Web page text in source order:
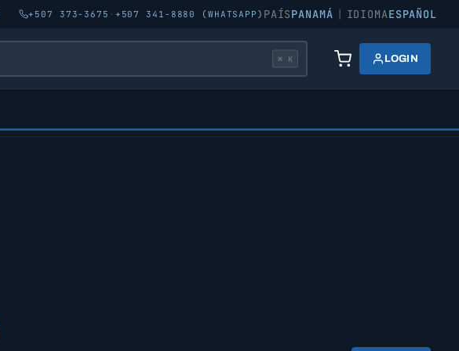
+507 373-3675 · +507 341-8880 (WHATSAPP) PAÍSPANAMÁ | IDIOMAESPAÑOL
⌘ K LOGIN